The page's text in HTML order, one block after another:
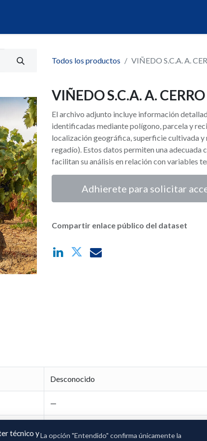
Todos los productos VIÑEDO S.C.A. A.
VIÑEDO S.C.A. A.
El archivo adjunto incluye información
identificadas mediante polígono, parcela y
localización geográfica, superficie cultivada y
regadío). Estos datos permiten una
facilitan su análisis en relación con variables
Adhierete para solicitar
Compartir enlace público del dataset
Desconocido
—
técnico yLa opción "Entendido" confirma únicamente la